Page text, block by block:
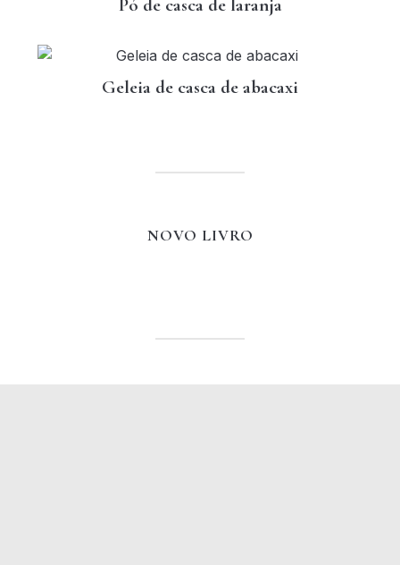
Pó de casca de laranja
Geleia de casca de abacaxi
NOVO LIVRO